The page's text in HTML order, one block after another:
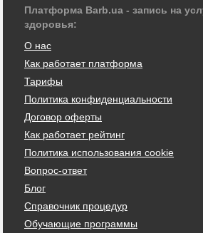
Платформа Barb.ua - запись на
здоровья:
О нас
Как работает платформа
Тарифы
Политика конфиденциальности
Договор оферты
Как работает рейтинг
Политика использования cookie
Вопрос-ответ
Блог
Справочник процедур
Обучающие программы